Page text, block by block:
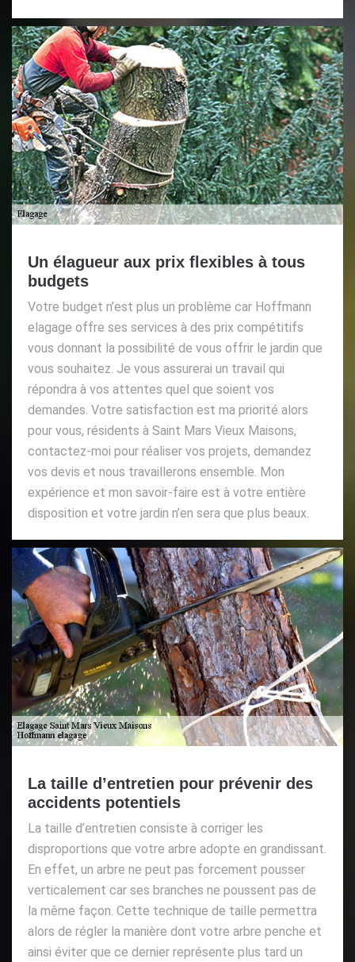
Un élagueur aux prix flexibles à tous
budgets
Votre budget n’est plus un problème car Hoffmann
elagage offre ses services à des prix compétitifs
vous donnant la possibilité de vous offrir le jardin que
vous souhaitez. Je vous assurerai un travail qui
répondra à vos attentes quel que soient vos
demandes. Votre satisfaction est ma priorité alors
pour vous, résidents à Saint Mars Vieux Maisons,
contactez-moi pour réaliser vos projets, demandez
vos devis et nous travaillerons ensemble. Mon
expérience et mon savoir-faire est à votre entière
disposition et votre jardin n’en sera que plus beaux.
La taille d’entretien pour prévenir des
accidents potentiels
La taille d’entretien consiste à corriger les
disproportions que votre arbre adopte en grandissant.
En effet, un arbre ne peut pas forcement pousser
verticalement car ses branches ne poussent pas de
la même façon. Cette technique de taille permettra
alors de régler la manière dont votre arbre penche et
ainsi éviter que ce dernier représente plus tard un